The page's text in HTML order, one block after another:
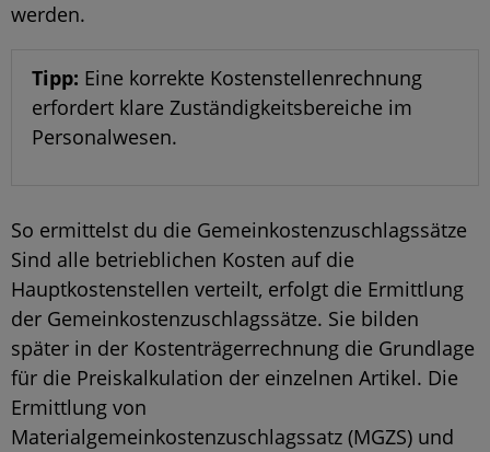
werden.
Tipp: Eine korrekte Kostenstellenrechnung
erfordert klare Zuständigkeitsbereiche im
Personalwesen.
So ermittelst du die Gemeinkostenzuschlagssätze
Sind alle betrieblichen Kosten auf die
Hauptkostenstellen verteilt, erfolgt die Ermittlung
der Gemeinkostenzuschlagssätze. Sie bilden
später in der Kostenträgerrechnung die Grundlage
für die Preiskalkulation der einzelnen Artikel. Die
Ermittlung von
Materialgemeinkostenzuschlagssatz (MGZS) und